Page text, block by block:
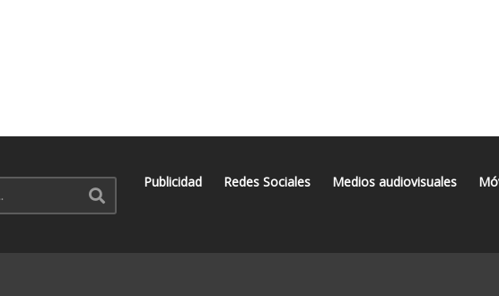
Publicidad Redes Sociales Medios audiovisuales